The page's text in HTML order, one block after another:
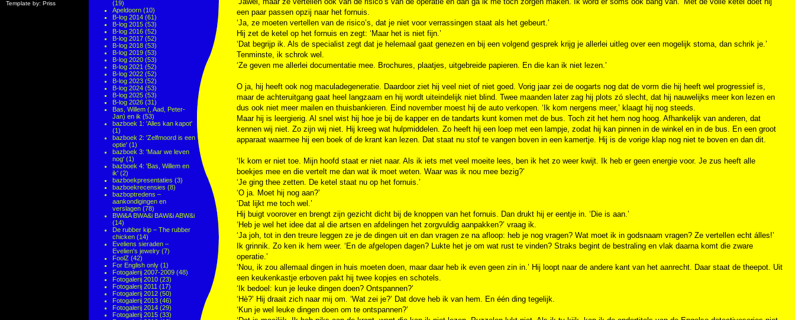
Template by: Priss
(19)
Apeldoorn (10)
B-log 2014 (61)
B-log 2015 (53)
B-log 2016 (52)
B-log 2017 (52)
B-log 2018 (53)
B-log 2019 (53)
B-log 2020 (53)
B-log 2021 (52)
B-log 2022 (52)
B-log 2023 (52)
B-log 2024 (53)
B-log 2025 (53)
B-log 2026 (31)
Bas, Willem (, Aad, Peter-
Jan) en ik (53)
bazboek 1: 'Alles kan kapot'
(1)
bazboek 2: 'Zelfmoord is een
optie' (1)
bazboek 3: 'Maar we leven
nog' (1)
bazboek 4: 'Bas, Willem en
ik' (2)
bazboekpresentaties (3)
bazboekrecensies (8)
bazboptredens –
aankondigingen en
verslagen (78)
BWi&A BWA&i BAW&i ABW&i
(14)
De rubber kip – The rubber
chicken (14)
Eveliens sieraden –
Evelien's jewelry (7)
FoolZ (42)
For English only (1)
Fotogalerij 2007-2009 (48)
Fotogalerij 2010 (23)
Fotogalerij 2011 (17)
Fotogalerij 2012 (50)
Fotogalerij 2013 (46)
Fotogalerij 2014 (29)
Fotogalerij 2015 (33)
een paar passen opzij naar het fornuis.
‘Ja, ze moeten vertellen van de risico’s, dat je niet voor verrassingen staat als het gebeurt.’
Hij zet de ketel op het fornuis en zegt: ‘Maar het is niet fijn.’
‘Dat begrijp ik. Als de specialist zegt dat je helemaal gaat genezen en bij een volgend gesprek krijg je allerlei uitleg over een mogelijk stoma, dan schrik je.’
Tenminste, ik schrok wel.
‘Ze geven me allerlei documentatie mee. Brochures, plaatjes, uitgebreide papieren. En die kan ik niet lezen.’
O ja, hij heeft ook nog maculadegeneratie. Daardoor ziet hij veel niet of niet goed. Vorig jaar zei de oogarts nog dat de vorm die hij heeft wel progressief is,
maar de achteruitgang gaat heel langzaam en hij wordt uiteindelijk niet blind. Twee maanden later zag hij plots zó slecht, dat hij nauwelijks meer kon lezen en
dus ook niet meer mailen en thuisbankieren. Eind november moest hij de auto verkopen. ‘Ik kom nergens meer,’ klaagt hij nog steeds.
Maar hij is leergierig. Al snel wist hij hoe je bij de kapper en de tandarts kunt komen met de bus. Toch zit het hem nog hoog. Afhankelijk van anderen, dat
kennen wij niet. Zo zijn wij niet. Hij kreeg wat hulpmiddelen. Zo heeft hij een loep met een lampje, zodat hij kan pinnen in de winkel en in de bus. En een groot
apparaat waarmee hij een boek of de krant kan lezen. Dat staat nu stof te vangen boven in een kamertje. Hij is de vorige klap nog niet te boven en dan dit.
‘Ik kom er niet toe. Mijn hoofd staat er niet naar. Als ik iets met veel moeite lees, ben ik het zo weer kwijt. Ik heb er geen energie voor. Je zus heeft alle
boekjes mee en die vertelt me dan wat ik moet weten. Waar was ik nou mee bezig?’
‘Je ging thee zetten. De ketel staat nu op het fornuis.’
‘O ja. Moet hij nog aan?’
‘Dat lijkt me toch wel.’
Hij buigt voorover en brengt zijn gezicht dicht bij de knoppen van het fornuis. Dan drukt hij er eentje in. ‘Die is aan.’
‘Heb je wel het idee dat al die artsen en afdelingen het zorgvuldig aanpakken?’ vraag ik.
‘Ja joh, tot in den treure leggen ze je de dingen uit en dan vragen ze na afloop: heb je nog vragen? Wat moet ik in godsnaam vragen? Ze vertellen echt álles!’
Ik grinnik. Zo ken ik hem weer. ‘En de afgelopen dagen? Lukte het je om wat rust te vinden? Straks begint de bestraling en vlak daarna komt die zware
operatie.’
‘Nou, ik zou allemaal dingen in huis moeten doen, maar daar heb ik even geen zin in.’ Hij loopt naar de andere kant van het aanrecht. Daar staat de theepot. Uit
een keukenkastje erboven pakt hij twee kopjes en schotels.
‘Ik bedoel: kun je leuke dingen doen? Ontspannen?’
‘Hè?’ Hij draait zich naar mij om. ‘Wat zei je?’ Dat dove heb ik van hem. En één ding tegelijk.
‘Kun je wel leuke dingen doen om te ontspannen?’